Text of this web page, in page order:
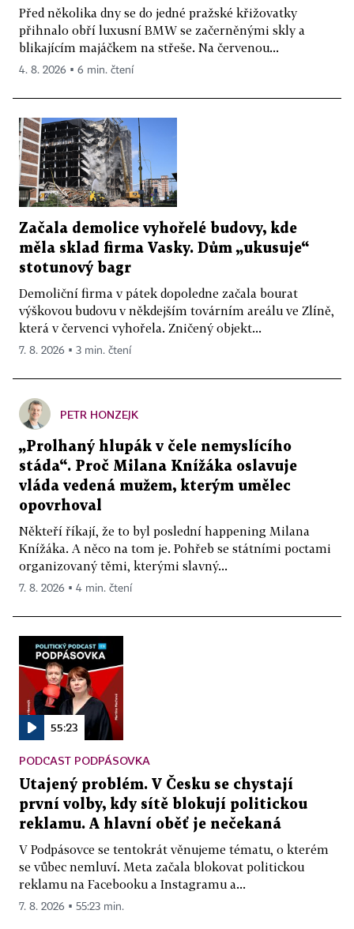
Před několika dny se do jedné pražské křižovatky
přihnalo obří luxusní BMW se začerněnými skly a
blikajícím majáčkem na střeše. Na červenou...
4. 8. 2026 ▪ 6 min. čtení
Začala demolice vyhořelé budovy, kde
měla sklad firma Vasky. Dům „ukusuje“
stotunový bagr
Demoliční firma v pátek dopoledne začala bourat
výškovou budovu v někdejším továrním areálu ve Zlíně,
která v červenci vyhořela. Zničený objekt...
7. 8. 2026 ▪ 3 min. čtení
PETR HONZEJK
„Prolhaný hlupák v čele nemyslícího
stáda“. Proč Milana Knížáka oslavuje
vláda vedená mužem, kterým umělec
opovrhoval
Někteří říkají, že to byl poslední happening Milana
Knížáka. A něco na tom je. Pohřeb se státními poctami
organizovaný těmi, kterými slavný...
7. 8. 2026 ▪ 4 min. čtení
55:23
PODCAST PODPÁSOVKA
Utajený problém. V Česku se chystají
první volby, kdy sítě blokují politickou
reklamu. A hlavní oběť je nečekaná
V Podpásovce se tentokrát věnujeme tématu, o kterém
se vůbec nemluví. Meta začala blokovat politickou
reklamu na Facebooku a Instagramu a...
7. 8. 2026 ▪ 55:23 min.